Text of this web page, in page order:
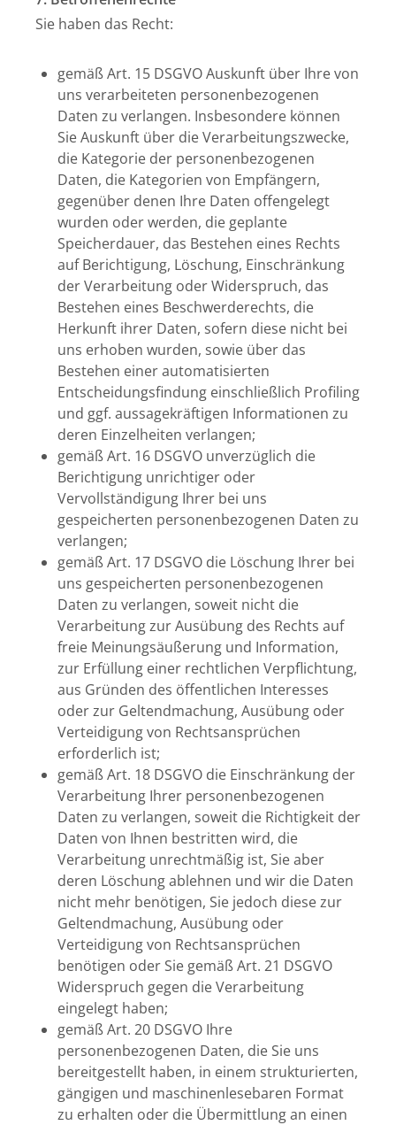
Sie haben das Recht:
gemäß Art. 15 DSGVO Auskunft über Ihre von
uns verarbeiteten personenbezogenen
Daten zu verlangen. Insbesondere können
Sie Auskunft über die Verarbeitungszwecke,
die Kategorie der personenbezogenen
Daten, die Kategorien von Empfängern,
gegenüber denen Ihre Daten offengelegt
wurden oder werden, die geplante
Speicherdauer, das Bestehen eines Rechts
auf Berichtigung, Löschung, Einschränkung
der Verarbeitung oder Widerspruch, das
Bestehen eines Beschwerderechts, die
Herkunft ihrer Daten, sofern diese nicht bei
uns erhoben wurden, sowie über das
Bestehen einer automatisierten
Entscheidungsfindung einschließlich Profiling
und ggf. aussagekräftigen Informationen zu
deren Einzelheiten verlangen;
gemäß Art. 16 DSGVO unverzüglich die
Berichtigung unrichtiger oder
Vervollständigung Ihrer bei uns
gespeicherten personenbezogenen Daten zu
verlangen;
gemäß Art. 17 DSGVO die Löschung Ihrer bei
uns gespeicherten personenbezogenen
Daten zu verlangen, soweit nicht die
Verarbeitung zur Ausübung des Rechts auf
freie Meinungsäußerung und Information,
zur Erfüllung einer rechtlichen Verpflichtung,
aus Gründen des öffentlichen Interesses
oder zur Geltendmachung, Ausübung oder
Verteidigung von Rechtsansprüchen
erforderlich ist;
gemäß Art. 18 DSGVO die Einschränkung der
Verarbeitung Ihrer personenbezogenen
Daten zu verlangen, soweit die Richtigkeit der
Daten von Ihnen bestritten wird, die
Verarbeitung unrechtmäßig ist, Sie aber
deren Löschung ablehnen und wir die Daten
nicht mehr benötigen, Sie jedoch diese zur
Geltendmachung, Ausübung oder
Verteidigung von Rechtsansprüchen
benötigen oder Sie gemäß Art. 21 DSGVO
Widerspruch gegen die Verarbeitung
eingelegt haben;
gemäß Art. 20 DSGVO Ihre
personenbezogenen Daten, die Sie uns
bereitgestellt haben, in einem strukturierten,
gängigen und maschinenlesebaren Format
zu erhalten oder die Übermittlung an einen